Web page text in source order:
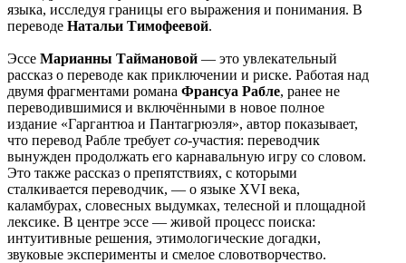
языка, исследуя границы его выражения и понимания. В
переводе Натальи Тимофеевой.
Эссе Марианны Таймановой — это увлекательный
рассказ о переводе как приключении и риске. Работая над
двумя фрагментами романа Франсуа Рабле, ранее не
переводившимися и включёнными в новое полное
издание «Гаргантюа и Пантагрюэля», автор показывает,
что перевод Рабле требует со-участия: переводчик
вынужден продолжать его карнавальную игру со словом.
Это также рассказ о препятствиях, с которыми
сталкивается переводчик, — о языке XVI века,
каламбурах, словесных выдумках, телесной и площадной
лексике. В центре эссе — живой процесс поиска:
интуитивные решения, этимологические догадки,
звуковые эксперименты и смелое словотворчество.